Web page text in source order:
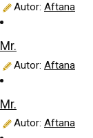
Autor: Aftana
Mr.
Autor: Aftana
Mr.
Autor: Aftana